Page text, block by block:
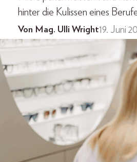
hinter die Kulissen eines
Von Mag. Ulli Wright19. Juni